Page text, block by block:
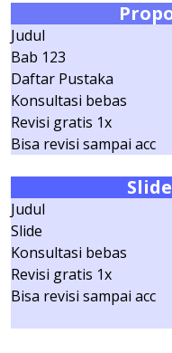
Judul
Bab 123
Daftar Pustaka
Konsultasi bebas
Revisi gratis 1x
Bisa revisi sampai acc
Slide
Judul
Slide
Konsultasi bebas
Revisi gratis 1x
Bisa revisi sampai acc